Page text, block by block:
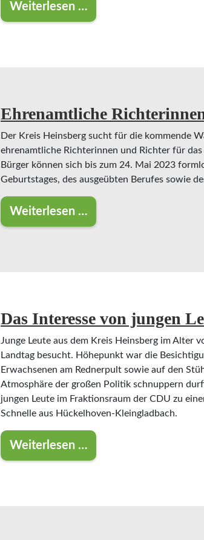
Weiterlesen …
Ausländeramt: Mehr
Ehrenamtliche
Der Kreis Heinsberg sucht für die kommende
ehrenamtliche Richterinnen und Richter für
Bürger können sich bis zum 24. Mai 2023
Geburtstages, des ausgeübten Berufes sowie
Weiterlesen …
Ehrenamtliche Richterinnen
Das Interesse von jungen
Junge Leute aus dem Kreis Heinsberg im Alter
Landtag besucht. Höhepunkt war die
Erwachsenen am Rednerpult sowie auf den
Atmosphäre der großen Politik schnuppern
jungen Leute im Fraktionsraum der CDU zu
Schnelle aus Hückelhoven-Kleingladbach.
Weiterlesen …
Das Interesse von jungen